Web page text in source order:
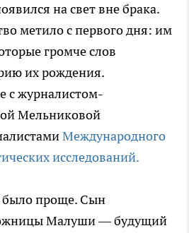
на свет вне брака.
метило с первого дня: им
громче слов
их рождения.
с журналистом-
Мельниковой
Международного
исследований.
было проще. Сын
Малуши — будущий